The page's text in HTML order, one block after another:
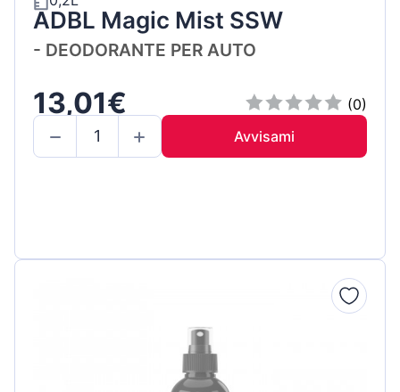
ADBL Magic Mist SSW
- DEODORANTE PER AUTO
13,01€
(0)
Avvisami